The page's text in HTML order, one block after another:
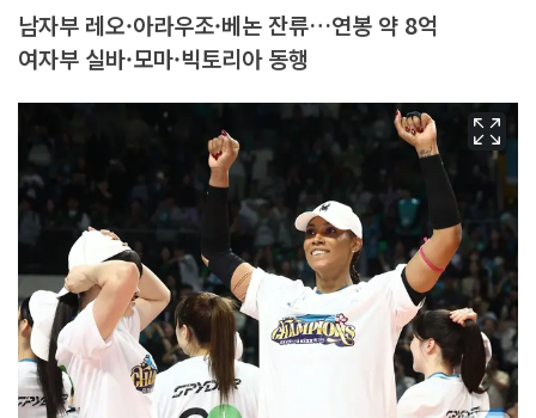
남자부 레오·아라우조·베논 잔류…연봉 약 8억
여자부 실바·모마·빅토리아 동행